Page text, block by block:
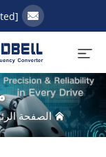
[email protected]
الصفحة